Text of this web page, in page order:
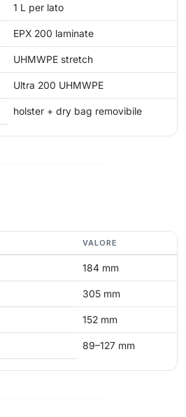
1 L per lato
EPX 200 laminate
UHMWPE stretch
Ultra 200 UHMWPE
holster + dry bag removibile
VALORE
184 mm
305 mm
152 mm
89–127 mm